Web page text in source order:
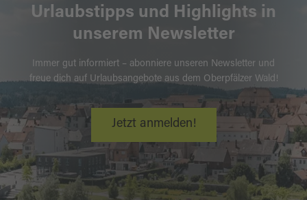
Urlaubstipps und Highlights in
unserem Newsletter
Immer gut informiert – abonniere unseren Newsletter und
freue dich auf Urlaubsangebote aus dem Oberpfälzer Wald!
Jetzt anmelden!